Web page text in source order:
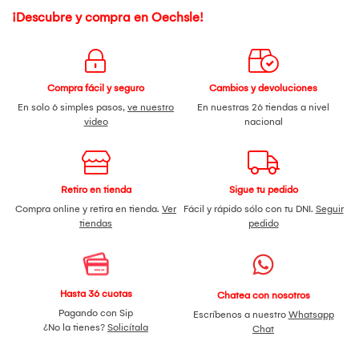
¡Descubre y compra en Oechsle!
Compra fácil y seguro
En solo 6 simples pasos, ve nuestro
video
Cambios y devoluciones
En nuestras 26 tiendas a nivel
nacional
Retiro en tienda
Compra online y retira en tienda. Ver
tiendas
Sigue tu pedido
Fácil y rápido sólo con tu DNI. Seguir
pedido
Hasta 36 cuotas
Pagando con Sip
¿No la tienes? Solicítala
Chatea con nosotros
Escríbenos a nuestro Whatsapp
Chat